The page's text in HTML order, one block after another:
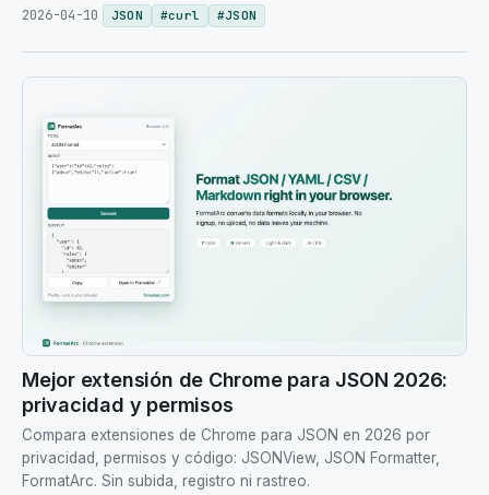
2026-04-10
JSON #curl #JSON
Mejor extensión de Chrome para JSON 2026:
privacidad y permisos
Compara extensiones de Chrome para JSON en 2026 por
privacidad, permisos y código: JSONView, JSON Formatter,
FormatArc. Sin subida, registro ni rastreo.